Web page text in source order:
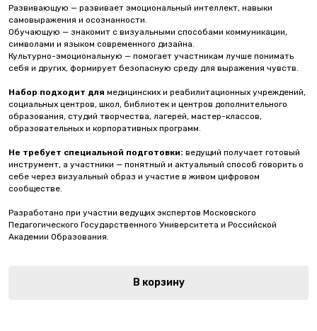
Развивающую — развивает эмоциональный интеллект, навыки
самовыражения и осознанности.
Обучающую — знакомит с визуальными способами коммуникации,
символами и языком современного дизайна.
Культурно-эмоциональную — помогает участникам лучше понимать
себя и других, формирует безопасную среду для выражения чувств.
Набор подходит для медицинских и реабилитационных учреждений,
социальных центров, школ, библиотек и центров дополнительного
образования, студий творчества, лагерей, мастер-классов,
образовательных и корпоративных программ.
Не требует специальной подготовки: ведущий получает готовый
инструмент, а участники — понятный и актуальный способ говорить о
себе через визуальный образ и участие в живом цифровом
сообществе.
Разработано при участии ведущих экспертов Московского
Педагогического Государственного Университета и Российской
Академии Образования.
В корзину